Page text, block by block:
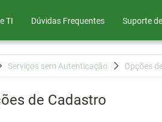
TI Dúvidas Frequentes Suporte
Serviços sem Autenticação Opções
de Cadastro